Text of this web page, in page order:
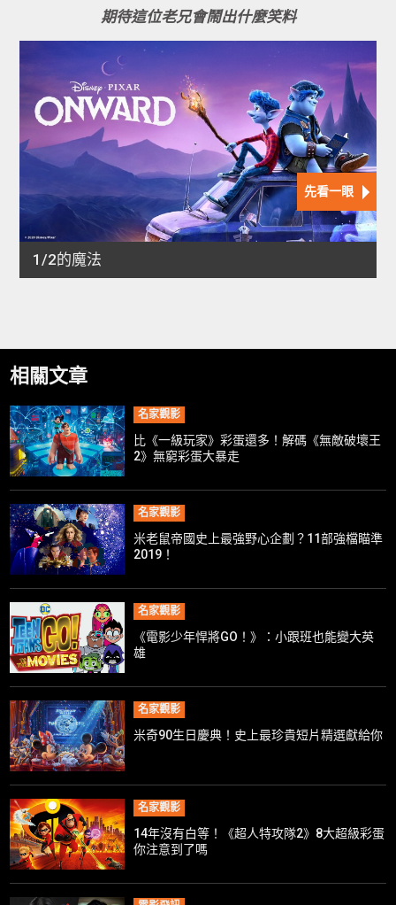
期待這位老兄會鬧出什麼笑料
相關文章
名家觀影
比《一級玩家》彩蛋還多！解碼《無敵破壞王
2》無窮彩蛋大暴走
名家觀影
米老鼠帝國史上最強野心企劃？11部強檔瞄準
2019！
名家觀影
《電影少年悍將GO！》：小跟班也能變大英
雄
名家觀影
米奇90生日慶典！史上最珍貴短片精選獻給你
名家觀影
14年沒有白等！《超人特攻隊2》8大超級彩蛋
你注意到了嗎